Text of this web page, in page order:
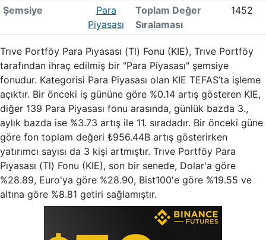
Şemsiye
Para
Piyasası
Toplam Değer
Sıralaması
1452
Trıve Portföy Para Pi̇yasası (Tl) Fonu (KIE), Trıve Portföy
tarafından ihraç edilmiş bir "Para Piyasası" şemsiye
fonudur. Kategorisi Para Piyasası olan KIE TEFAS’ta işleme
açıktır. Bir önceki iş gününe göre %0.14 artış gösteren KIE,
diğer 139 Para Piyasası fonu arasında, günlük bazda 3.,
aylık bazda ise %3.73 artış ile 11. sıradadır. Bir önceki güne
göre fon toplam değeri ₺956.44B artış gösterirken
yatırımcı sayısı da 3 kişi artmıştır. Trıve Portföy Para
Pi̇yasası (Tl) Fonu (KIE), son bir senede, Dolar'a göre
%28.89, Euro'ya göre %28.90, Bist100'e göre %19.55 ve
altına göre %8.81 getiri sağlamıştır.